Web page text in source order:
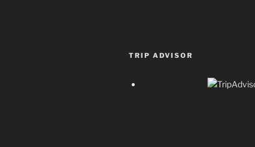
TRIP ADVISOR